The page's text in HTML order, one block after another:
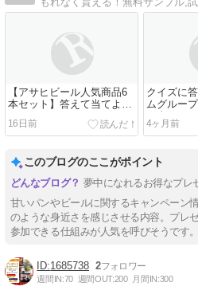
【アサヒビール人気商品6
本セット】答えて当てよ
う！アンケートキャンペー
ン
16日前
クイズに
ムグルー
を当てよう
4ヶ月前
このブログのここがポイント
夢中になれるお得なプレ
甘いパンやビールに関するキャンペーン
のような身近さを感じさせる内容。プレ
参加できる仕組みが人気を呼びそうです。
1685738 2
週間IN:70 週間OUT:200 月間IN:300